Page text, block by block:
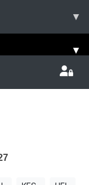
▾
▾